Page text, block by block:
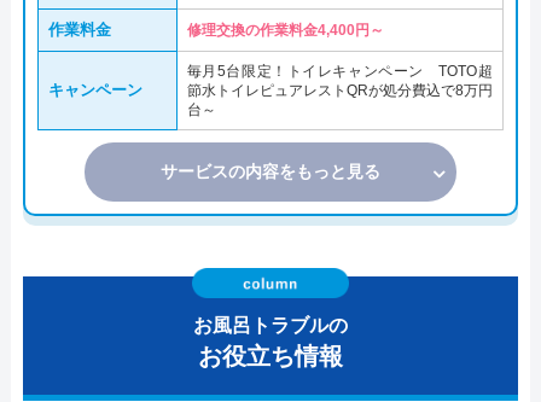
作業料金 修理交換の作業料金4,400円～
キャンペーン
毎月5台限定！トイレキャンペーン TOTO超
節水トイレピュアレストQRが処分費込で8万円
台～
サービスの内容をもっと見る
お風呂トラブルの
お役立ち情報